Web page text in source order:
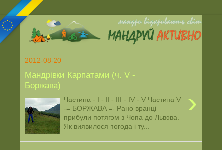
2012-08-20
Мандрівки Карпатами (ч. V -
Боржава)
›
Частина - І - ІІ - ІІІ - ІV - V Частина V
-= БОРЖАВА =- Рано вранці
прибули потягом з Чопа до Львова.
Як виявилося погода і ту...